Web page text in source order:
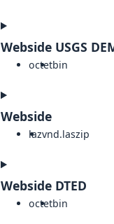
Webside USGS
octetbin
Webside
lazvnd.laszip
Webside DTED
octetbin